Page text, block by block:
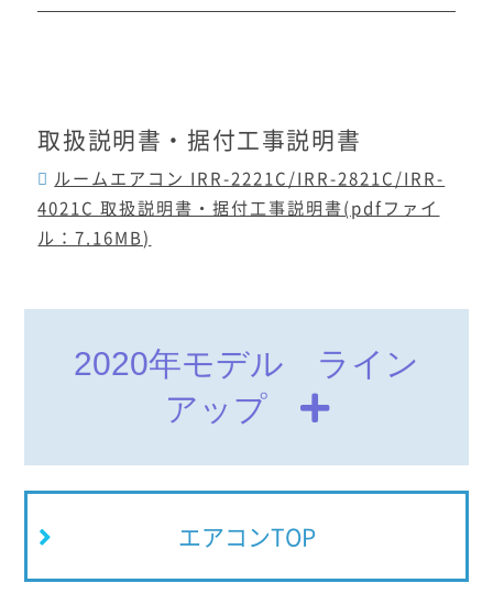
取扱説明書・据付工事説明書
ルームエアコン IRR-2221C/IRR-2821C/IRR-
4021C 取扱説明書・据付工事説明書(pdfファイ
ル：7.16MB)
2020年モデル ライン
アップ
エアコンTOP